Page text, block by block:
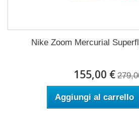
Nike Zoom Mercurial
155,00 €
Aggiungi al carrello